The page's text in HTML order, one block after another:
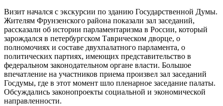
Визит начался с экскурсии по зданию Государственной Думы.
Жителям Фрунзенского района показали зал заседаний,
рассказали об истории парламентаризма в России, который
зарождался в петербургском Таврическом дворце, о
полномочиях и составе двухпалатного парламента, о
политических партиях, имеющих представительство в
федеральном законодательном органе власти. Большое
впечатление на участников приема произвел зал заседаний
Госдумы, где в этот момент шло пленарное заседание палаты.
Обсуждались законопроекты социальной и экономической
направленности.